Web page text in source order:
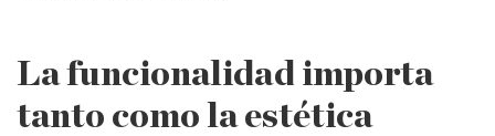
La funcionalidad importa
tanto como la estética